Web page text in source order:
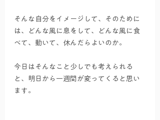
そんな自分をイメージして、そのために
は、どんな風に息をして、どんな風に食
べて、動いて、休んだらよいのか。
今日はそんなこと少しでも考えられる
と、明日から一週間が変ってくると思い
ます。